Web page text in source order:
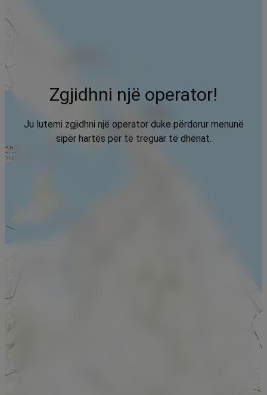
Zgjidhni një operator!
Ju lutemi zgjidhni një operator duke përdorur menunë
sipër hartës për të treguar të dhënat.